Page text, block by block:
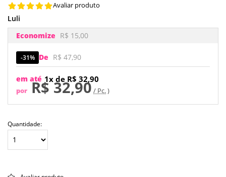
Avaliar produto
Luli
De R$ 47,90
por R$ 32,90/ Pc.
Economize R$ 15,00
31%
em até 1x de R$ 32,90
Quantidade: